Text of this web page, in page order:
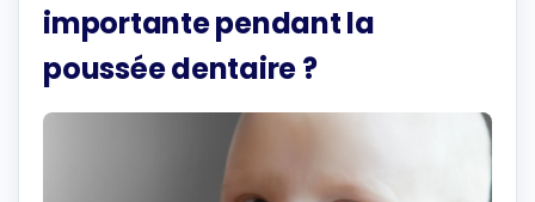
importante pendant la
poussée dentaire ?